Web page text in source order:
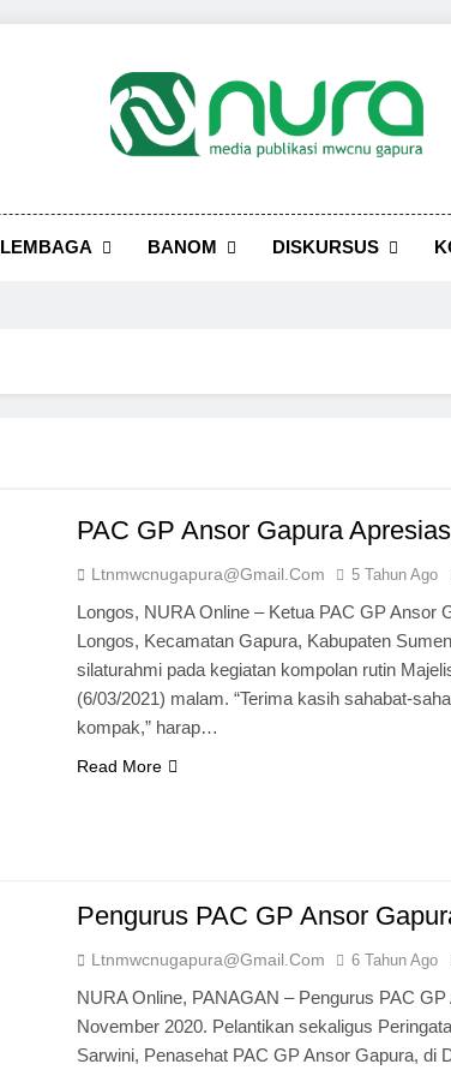
LEMBAGA BANOM DISKURSUS
PAC GP Ansor Gapura
Ltnmwcnugapura@gmail.com 5 Tahun Ago
Longos, NURA Online – Ketua PAC GP
Longos, Kecamatan Gapura, Kabupaten
silaturahmi pada kegiatan kompolan rutin
(6/03/2021) malam. “Terima kasih sahabat-
kompak,” harap…
Read More
Pengurus PAC GP Ansor
Ltnmwcnugapura@gmail.com 6 Tahun Ago
NURA Online, PANAGAN – Pengurus PAC
November 2020. Pelantikan sekaligus
Sarwini, Penasehat PAC GP Ansor Gapura, di